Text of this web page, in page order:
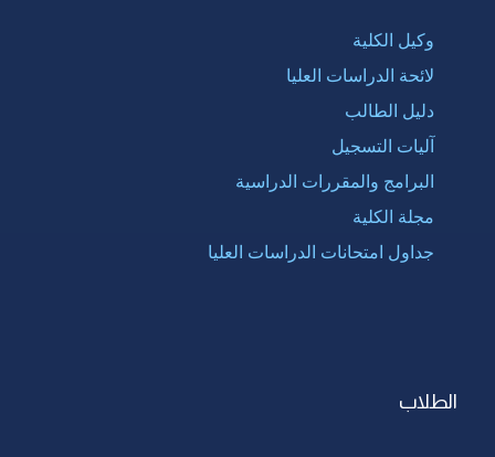
وكيل الكلية
لائحة الدراسات العليا
دليل الطالب
آليات التسجيل
البرامج والمقررات الدراسية
مجلة الكلية
جداول امتحانات الدراسات العليا
الطلاب